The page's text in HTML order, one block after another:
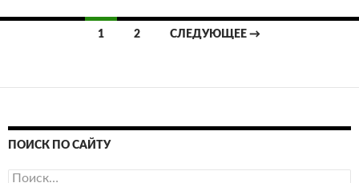
январь
2019
Навигация
записям
1 2 СЛЕДУЮЩЕЕ →
ПОИСК ПО САЙТУ
Найти: